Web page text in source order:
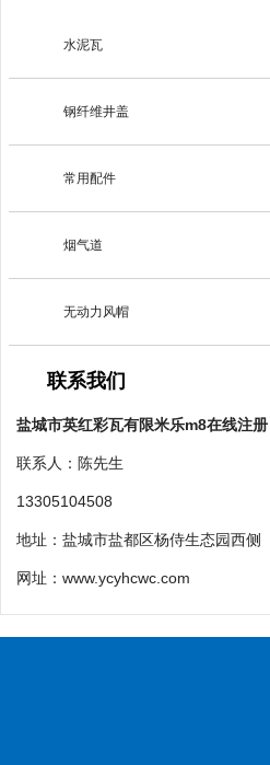
水泥瓦
钢纤维井盖
常用配件
烟气道
无动力风帽
联系我们
盐城市英红彩瓦有限米乐m8在线注册
联系人：陈先生
13305104508
地址：盐城市盐都区杨侍生态园西侧
网址： www.ycyhcwc.com